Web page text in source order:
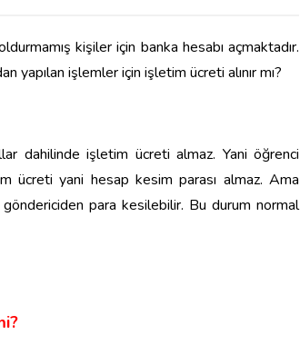
kişiler için banka hesabı açmaktadır.
yapılan işlemler için işletim ücreti alınır mı?
dahilinde işletim ücreti almaz. Yani öğrenci
ücreti yani hesap kesim parası almaz. Ama
göndericiden para kesilebilir. Bu durum normal